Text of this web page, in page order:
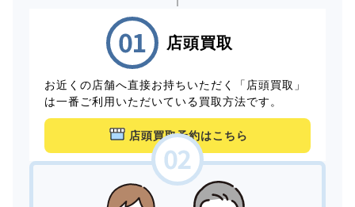
店頭買取
お近くの店舗へ直接お持ちいただく「店頭買取」
は一番ご利用いただいている買取方法です。
店頭買取予約はこちら